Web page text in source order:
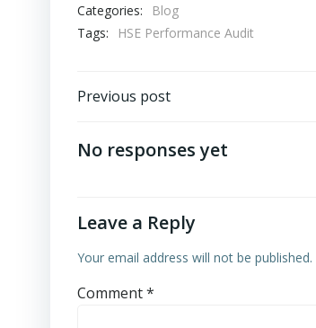
Categories:
Blog
Tags:
HSE Performance Audit
Post
navigation
Previous post
No responses yet
Leave a Reply
Your email address will not be published.
Comment*